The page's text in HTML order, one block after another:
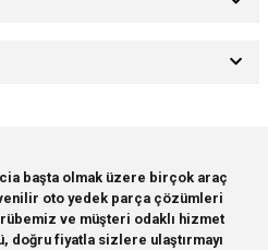
açıklamalarında ve diğer konularda
formunu kullanarak tarafımıza
görüntülenemiyor.
bulunuyor.
Paylaş
başta olmak üzere birçok araç
oto yedek parça çözümleri
ve müşteri odaklı hizmet
doğru fiyatla sizlere ulaştırmayı